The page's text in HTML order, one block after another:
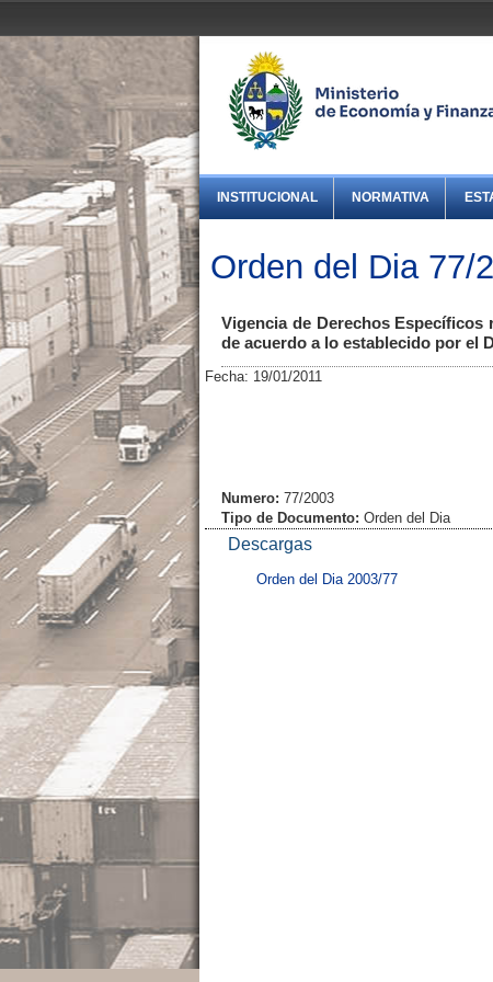
INSTITUCIONAL NORMATIVA
Orden del Dia 77/
Vigencia de Derechos
de acuerdo a lo establecido por el
Fecha: 19/01/2011
Numero: 77/2003
Tipo de Documento: Orden del Dia
Descargas
Orden del Dia 2003/77